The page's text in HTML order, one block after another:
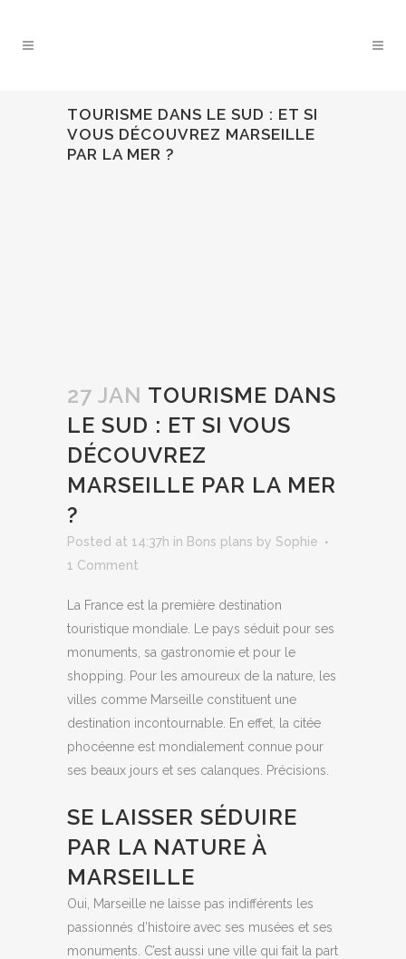
TOURISME DANS LE SUD : ET SI
VOUS DÉCOUVREZ MARSEILLE
PAR LA MER ?
27 JAN TOURISME DANS
LE SUD : ET SI VOUS
DÉCOUVREZ
MARSEILLE PAR LA MER
?
Posted at 14:37h in Bons plans by Sophie
1 Comment
La France est la première destination
touristique mondiale. Le pays séduit pour ses
monuments, sa gastronomie et pour le
shopping. Pour les amoureux de la nature, les
villes comme Marseille constituent une
destination incontournable. En effet, la citée
phocéenne est mondialement connue pour
ses beaux jours et ses calanques. Précisions.
SE LAISSER SÉDUIRE
PAR LA NATURE À
MARSEILLE
Oui, Marseille ne laisse pas indifférents les
passionnés d’histoire avec ses musées et ses
monuments. C’est aussi une ville qui fait la part